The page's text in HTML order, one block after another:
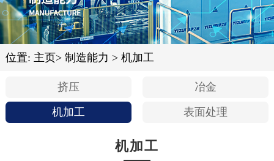
位置: 主页> 制造能力 > 机加工
挤压 冶金
机加工 表面处理
机加工